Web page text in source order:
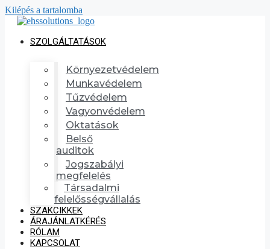
Kilépés a tartalomba
SZOLGÁLTATÁSOK
Környezetvédelem
Munkavédelem
Tűzvédelem
Vagyonvédelem
Oktatások
Belső
auditok
Jogszabályi
megfelelés
Társadalmi
felelősségvállalás
SZAKCIKKEK
ÁRAJÁNLATKÉRÉS
RÓLAM
KAPCSOLAT